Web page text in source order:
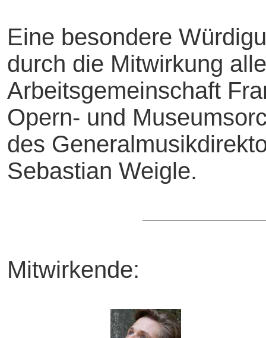
Eine besondere
durch die Mitwirkung
Arbeitsgemeinschaft
Opern- und
des
Sebastian Weigle.
Mitwirkende: